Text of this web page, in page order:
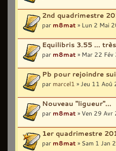
2nd quadrimestre
par m8mat » Lun 2 Mai
Equilibris 3.55 ...
par m8mat » Mar 22
Pb pour rejoindre
par marcel1 » Jeu 11
Nouveau "ligueur"...
par m8mat » Ven 29
1er quadrimestre
par m8mat » Sam 1 Jan